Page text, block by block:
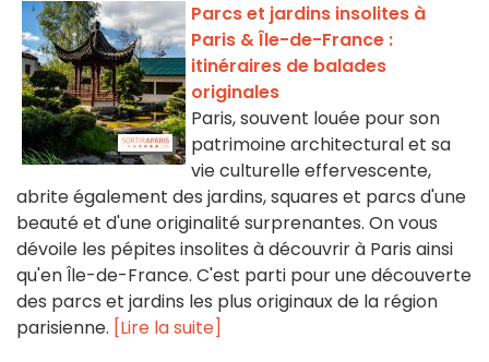
Parcs et jardins insolites à
Paris & Île-de-France :
itinéraires de balades
originales
Paris, souvent louée pour son
patrimoine architectural et sa
vie culturelle effervescente,
abrite également des jardins, squares et parcs d'une
beauté et d'une originalité surprenantes. On vous
dévoile les pépites insolites à découvrir à Paris ainsi
qu'en Île-de-France. C'est parti pour une découverte
des parcs et jardins les plus originaux de la région
parisienne. [Lire la suite]